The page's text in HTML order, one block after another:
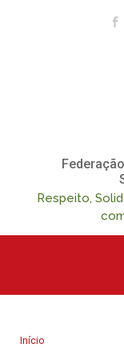
Skip to main content
Respeito,
Início